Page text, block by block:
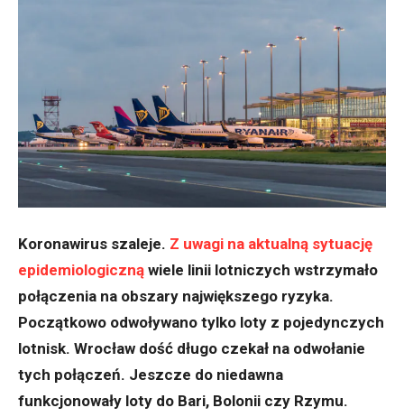
Koronawirus szaleje. Z uwagi na aktualną sytuację
epidemiologiczną wiele linii lotniczych wstrzymało
połączenia na obszary największego ryzyka.
Początkowo odwoływano tylko loty z pojedynczych
lotnisk. Wrocław dość długo czekał na odwołanie
tych połączeń. Jeszcze do niedawna
funkcjonowały loty do Bari, Bolonii czy Rzymu.